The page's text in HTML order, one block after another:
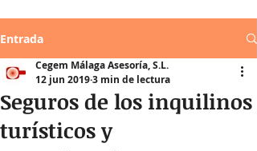
Entrada
Seguros de los inquilinos
turísticos y
Cegem Málaga Asesoría, S.L.
12 jun 20193 min de lectura